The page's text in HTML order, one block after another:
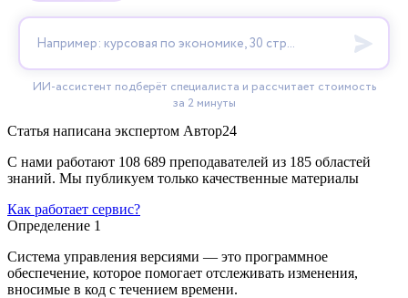
Статья написана экспертом Автор24
С нами работают 108 689 преподавателей из 185 областей
знаний. Мы публикуем только качественные материалы
Как работает сервис?
Определение 1
Система управления версиями — это программное
обеспечение, которое помогает отслеживать изменения,
вносимые в код с течением времени.